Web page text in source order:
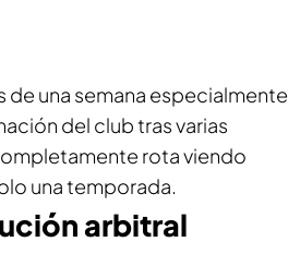
de una semana especialmente
del club tras varias
rota viendo
una temporada.
arbitral